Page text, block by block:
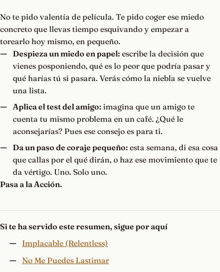
No te pido valentía de película. Te pido coger ese miedo
concreto que llevas tiempo esquivando y empezar a
torearlo hoy mismo, en pequeño.
Despieza un miedo en papel:escribe la decisión que
vienes posponiendo, qué es lo peor que podría pasar y
qué harías tú si pasara. Verás cómo la niebla se vuelve
una lista.
Aplica el test del amigo:imagina que un amigo te
cuenta tu mismo problema en un café. ¿Qué le
aconsejarías? Pues ese consejo es para ti.
Da un paso de coraje pequeño:esta semana, di esa cosa
que callas por el qué dirán, o haz ese movimiento que te
da vértigo. Uno. Solo uno.
Pasa a la Acción.
Si te ha servido este resumen, sigue por aquí
Implacable (Relentless)
No Me Puedes Lastimar